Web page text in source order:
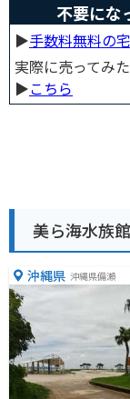
不要にな
▶︎手数料無料の
実際に売ってみ
▶︎こちら
美ら海水族
沖縄県 沖縄県備瀬